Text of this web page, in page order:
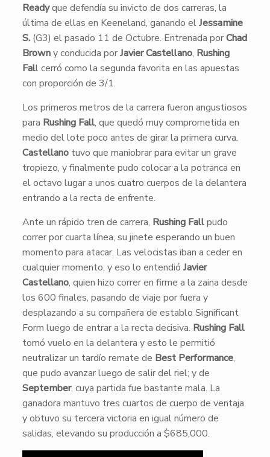
Readyque defendía su invicto de dos carreras, la
última de ellas en Keeneland, ganando elJessamine
S.(G3) el pasado 11 de Octubre. Entrenada porChad
Browny conducida porJavier Castellano, Rushing
Fall cerró como la segunda favorita en las apuestas
con proporción de 3/1.
Los primeros metros de la carrera fueron angustiosos
para Rushing Fall, que quedó muy comprometida en
medio del lote poco antes de girar la primera curva.
Castellanotuvo que maniobrar para evitar un grave
tropiezo, y finalmente pudo colocar a la potranca en
el octavo lugar a unos cuatro cuerpos de la delantera
entrando a la recta de enfrente.
Ante un rápido tren de carrera, Rushing Fallpudo
correr por cuarta línea, su jinete esperando un buen
momento para atacar. Las velocistas iban a ceder en
cualquier momento, y eso lo entendió Javier
Castellano, quien hizo correr en firme a la zaina desde
los 600 finales, pasando de viaje por fuera y
desplazando a su compañera de establo Significant
Form luego de entrar a la recta decisiva. Rushing Fall
tomó vuelo en la delantera y esto le permitió
neutralizar un tardío remate de Best Performance,
que pudo avanzar luego de salir del riel; y de
September, cuya partida fue bastante mala. La
ganadora mantuvo tres cuartos de cuerpo de ventaja
y obtuvo su tercera victoria en igual número de
salidas, elevando su producción a $685,000.